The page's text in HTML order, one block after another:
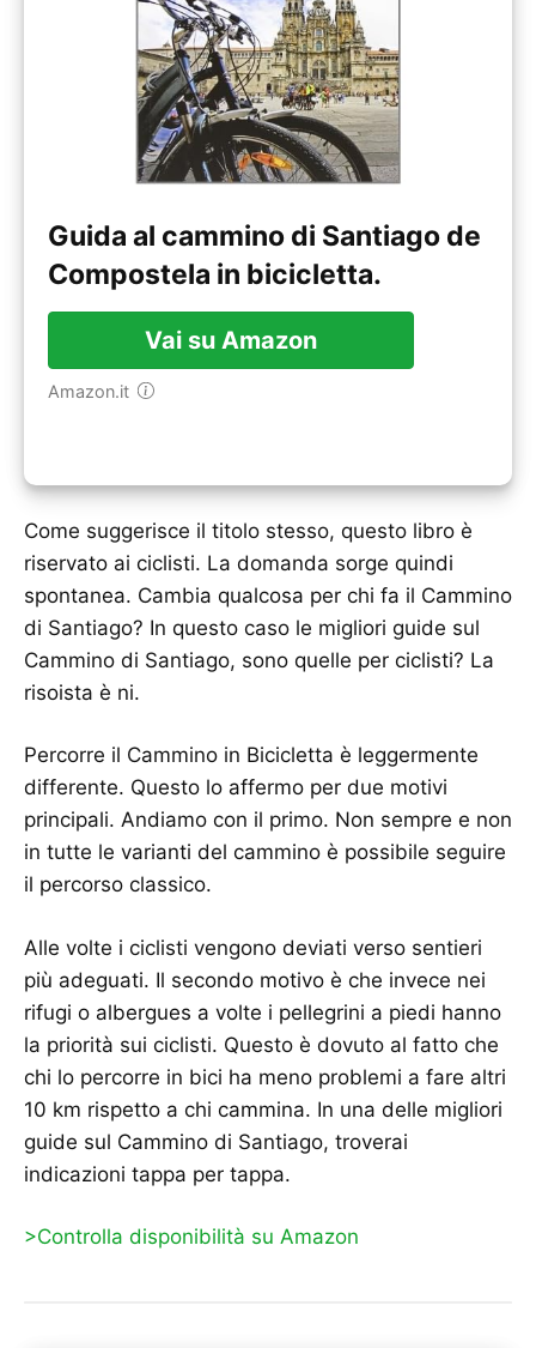
Guida al cammino di Santiago de
Compostela in bicicletta.
Vai su Amazon
Amazon.it
Come suggerisce il titolo stesso, questo libro è
riservato ai ciclisti. La domanda sorge quindi
spontanea. Cambia qualcosa per chi fa il Cammino
di Santiago? In questo caso le migliori guide sul
Cammino di Santiago, sono quelle per ciclisti? La
risoista è ni.
Percorre il Cammino in Bicicletta è leggermente
differente. Questo lo affermo per due motivi
principali. Andiamo con il primo. Non sempre e non
in tutte le varianti del cammino è possibile seguire
il percorso classico.
Alle volte i ciclisti vengono deviati verso sentieri
più adeguati. Il secondo motivo è che invece nei
rifugi o albergues a volte i pellegrini a piedi hanno
la priorità sui ciclisti. Questo è dovuto al fatto che
chi lo percorre in bici ha meno problemi a fare altri
10 km rispetto a chi cammina. In una delle migliori
guide sul Cammino di Santiago, troverai
indicazioni tappa per tappa.
>Controlla disponibilità su Amazon